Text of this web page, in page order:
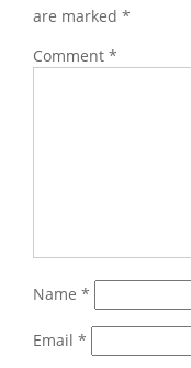
are marked *
Comment *
Name *
Email *